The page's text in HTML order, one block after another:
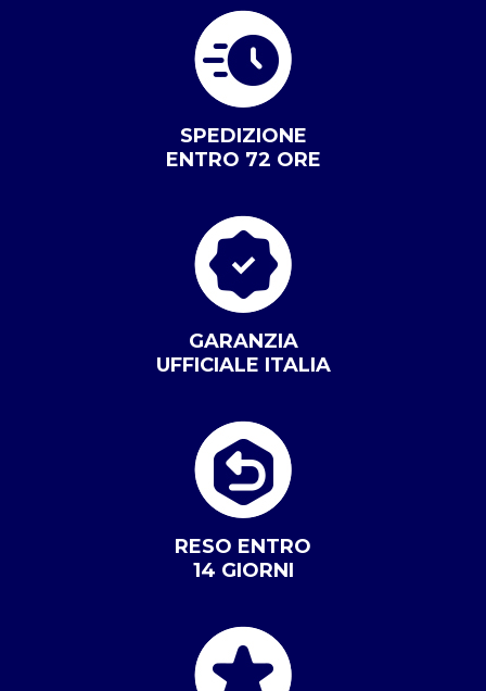
SPEDIZIONE
ENTRO 72 ORE
GARANZIA
UFFICIALE ITALIA
RESO ENTRO
14 GIORNI